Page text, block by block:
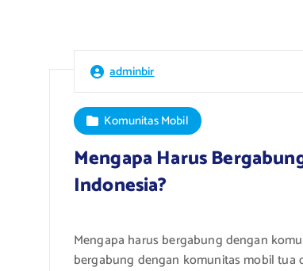
adminbir
Komunitas Mobil
Mengapa Harus
Indonesia?
Mengapa harus bergabung dengan
bergabung dengan komunitas mobil tua